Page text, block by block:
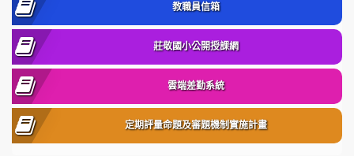
教職員信箱
莊敬國小公開授課網
雲端差勤系統
定期評量命題及審題機制實施計畫